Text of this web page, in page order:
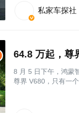
私家车探社
64.8 万起，尊
8 月 5 日下午，鸿蒙
尊界 V680，只有一